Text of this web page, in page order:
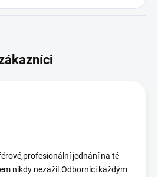
jednání na té
nikdy nezažil.Odborníci každým